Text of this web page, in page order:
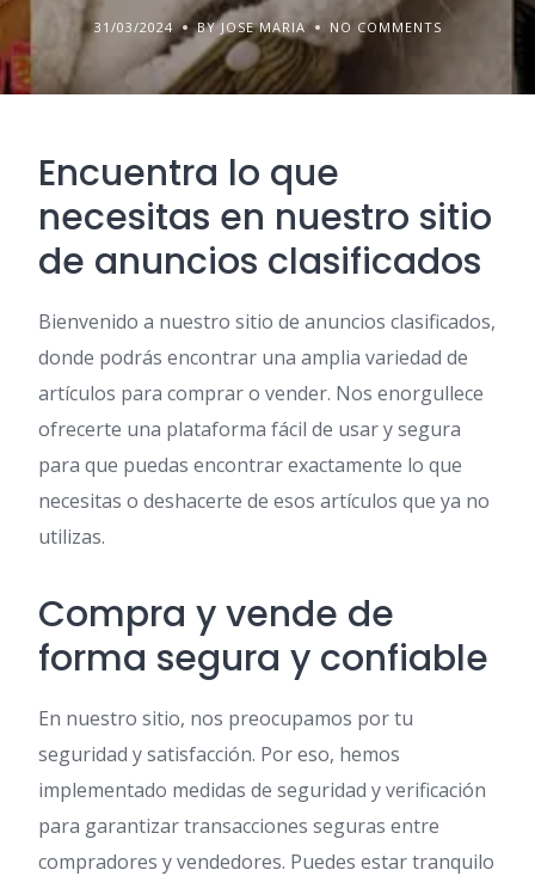
31/03/2024 BY JOSE MARIA NO COMMENTS
Encuentra lo que
necesitas en nuestro sitio
de anuncios clasificados
Bienvenido a nuestro sitio de anuncios clasificados,
donde podrás encontrar una amplia variedad de
artículos para comprar o vender. Nos enorgullece
ofrecerte una plataforma fácil de usar y segura
para que puedas encontrar exactamente lo que
necesitas o deshacerte de esos artículos que ya no
utilizas.
Compra y vende de
forma segura y confiable
En nuestro sitio, nos preocupamos por tu
seguridad y satisfacción. Por eso, hemos
implementado medidas de seguridad y verificación
para garantizar transacciones seguras entre
compradores y vendedores. Puedes estar tranquilo